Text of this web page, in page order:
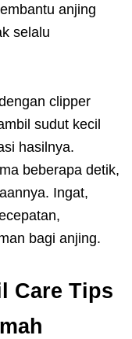
anjing
selalu
clipper
sudut kecil
hasilnya.
beberapa detik,
Ingat,
bagi anjing.
Care Tips